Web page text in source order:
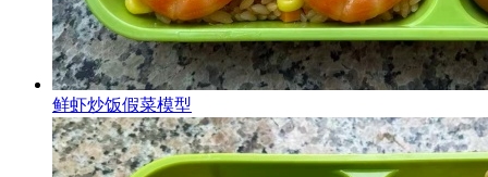
鲜虾炒饭假菜模型